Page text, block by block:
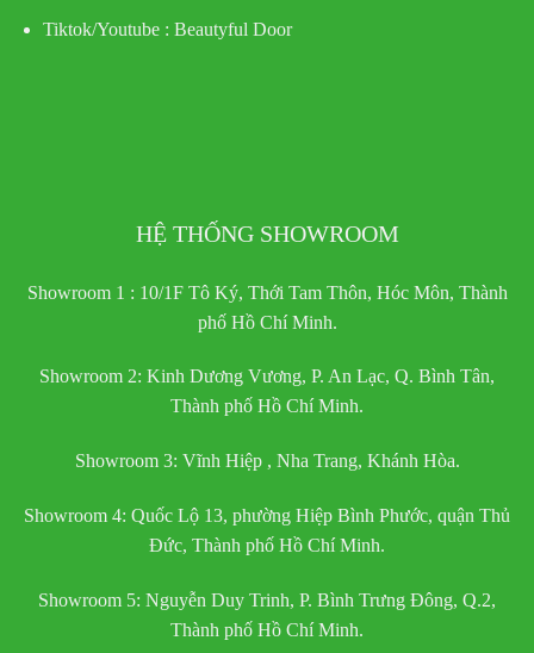
Tiktok/Youtube : Beautyful Door
HỆ THỐNG SHOWROOM
Showroom 1 : 10/1F Tô Ký, Thới Tam Thôn, Hóc Môn, Thành
phố Hồ Chí Minh.
Showroom 2: Kinh Dương Vương, P. An Lạc, Q. Bình Tân,
Thành phố Hồ Chí Minh.
Showroom 3: Vĩnh Hiệp , Nha Trang, Khánh Hòa.
Showroom 4: Quốc Lộ 13, phường Hiệp Bình Phước, quận Thủ
Đức, Thành phố Hồ Chí Minh.
Showroom 5: Nguyễn Duy Trinh, P. Bình Trưng Đông, Q.2,
Thành phố Hồ Chí Minh.